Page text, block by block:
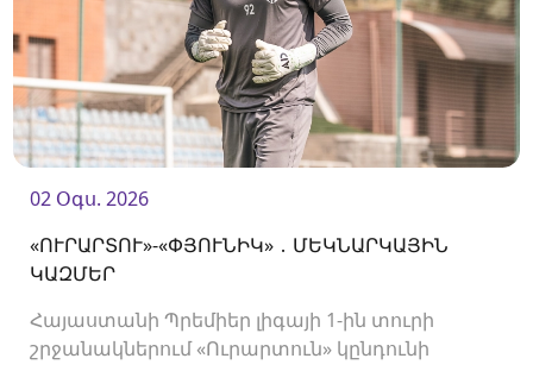
02 Օգս. 2026
«ՈՒՐԱՐՏՈՒ»-«ՓՅՈՒՆԻԿ» ․ ՄԵԿՆԱՐԿԱՅԻՆ
ԿԱԶՄԵՐ
Հայաստանի Պրեմիեր լիգայի 1-ին տուրի
շրջանակներում «Ուրարտուն» կընդունի